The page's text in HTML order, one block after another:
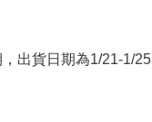
出貨日期為1/21-1/25